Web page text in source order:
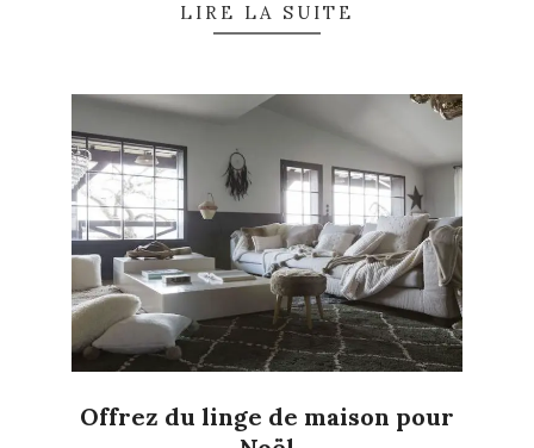
LIRE LA SUITE
Offrez du linge de maison pour